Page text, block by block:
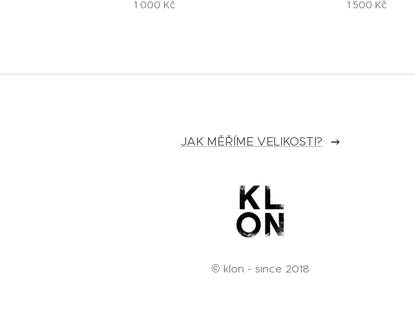
1 000 Kč 1 500 Kč
JAK MĚŘÍME VELIKOSTI?
© klon - since 2018